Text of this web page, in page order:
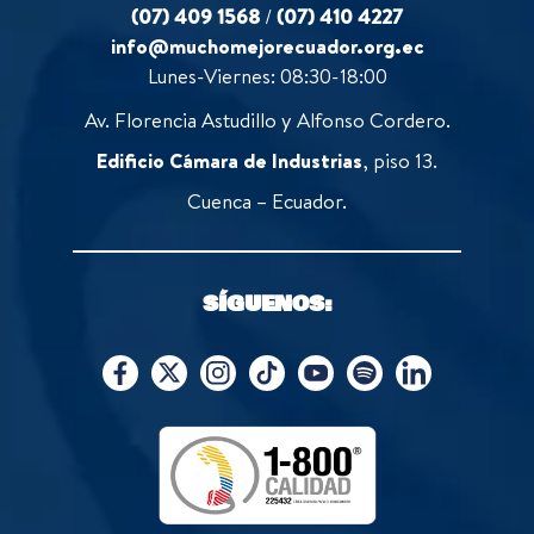
(07) 409 1568 /(07) 410 4227
info@muchomejorecuador.org.ec
Lunes-Viernes: 08:30-18:00
Av. Florencia Astudillo y Alfonso Cordero.
Edificio Cámara de Industrias, piso 13.
Cuenca – Ecuador.
SÍGUENOS: